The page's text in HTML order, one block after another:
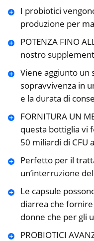
I probiotici
produzione per
POTENZA FINO
nostro
Viene aggiunto
sopravvivenza in
e la durata di
FORNITURA UN
questa bottiglia vi
50 miliardi di CFU
Perfetto per il
un’interruzione
Le capsule
diarrea che
donne che per gli
PROBIOTICI